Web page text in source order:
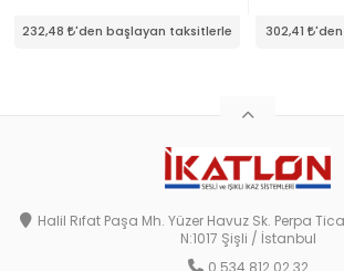
232,48 'den başlayan taksitlerle 302,41
Halil Rıfat Paşa Mh. Yüzer Havuz Sk. Perpa
N:1017 Şişli / İstanbul
0 534 812 02 32